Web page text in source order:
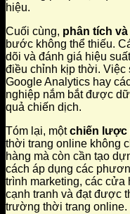
hiệu.
Cuối cùng, phân tích
bước không thể thiếu.
dõi và đánh giá hiệu
điều chỉnh kịp thời. Việc
Google Analytics hay
nghiệp nắm bắt được
quả chiến dịch.
Tóm lại, mộtchiến lược
thời trang online không
hàng mà còn cần tạo
cách áp dụng các
trình marketing, các cửa
cạnh tranh và đạt được
trường thời trang online.